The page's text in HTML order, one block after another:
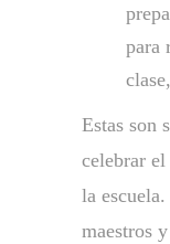
para
Estas son
celebrar
la
maestros